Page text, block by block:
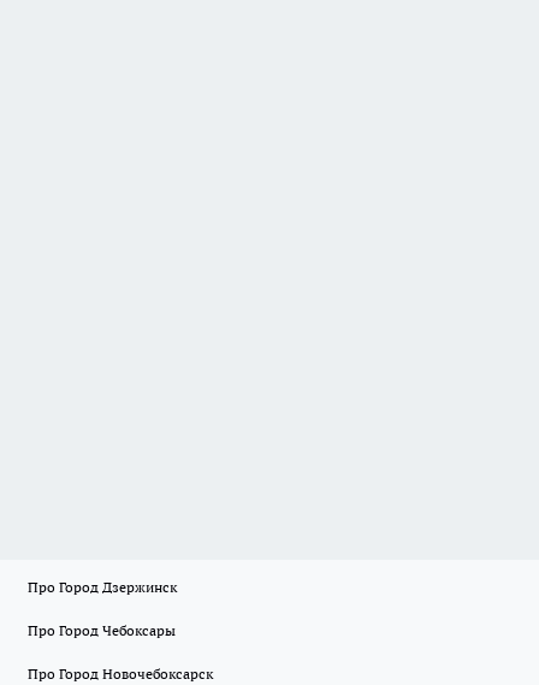
Про Город Дзержинск
Про Город Чебоксары
Про Город Новочебоксарск